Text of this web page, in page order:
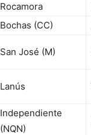
Rocamora
Bochas (CC)
San José (M)
Lanús
Independiente
(NQN)